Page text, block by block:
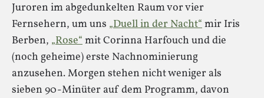
Juroren im abgedunkelten Raum vor vier
Fernsehern, um uns „Duell in der Nacht“mir Iris
Berben, „Rose“mit Corinna Harfouch und die
(noch geheime) erste Nachnominierung
anzusehen. Morgen stehen nicht weniger als
sieben 90-Minüter auf dem Programm, davon